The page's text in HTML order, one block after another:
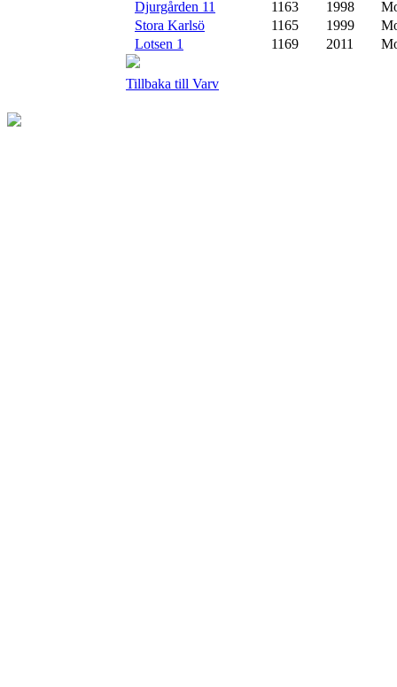
Djurgården 11 1163 1998
Stora Karlsö
1165 1999
Lotsen 1
1169 2011
Tillbaka till Varv